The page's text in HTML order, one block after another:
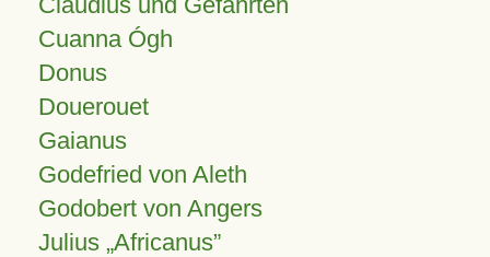
Cuanna Ógh
Donus
Douerouet
Gaianus
Godefried von Aleth
Godobert von Angers
Julius Africanus